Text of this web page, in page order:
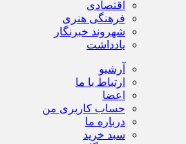
اقتصادی
فرهنگی هنری
شهروند خبرنگار
یادداشت
آرشیو
ارتباط با ما
اعضا
حساب کاربری من
درباره ما
سبد خرید